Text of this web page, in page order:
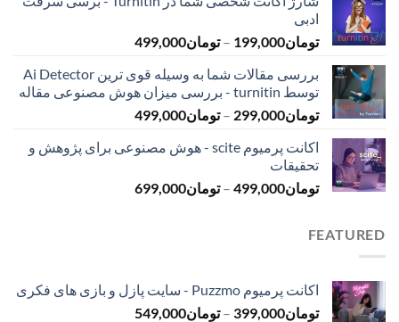
تومان145,000
تومان399,000
ادبی
تومان199,000
– تومان499,000محدوده
تومان199,000
تا
تومان499,000
بررسی مقالات شما به وسیله قوی ترین Ai Detector
توسط turnitin - بررسی میزان هوش مصنوعی مقاله
تومان299,000
– تومان499,000محدوده
تومان299,000
تومان499,000
اکانت پرمیوم scite - هوش مصنوعی برای پژوهش و
تحقیقات
تومان499,000
– تومان699,000محدوده
FEATURED
اکانت پرمیوم Puzzmo - سایت پازل و بازی های فکری
تومان399,000
– تومان549,000